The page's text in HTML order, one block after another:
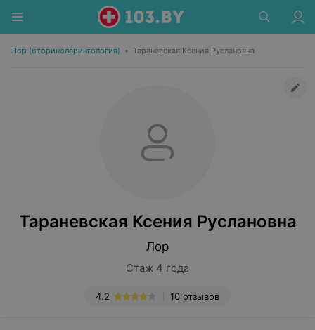
Лор (оториноларингология) • Тараневская Ксения Руслановна
Тараневская Ксения Руслановна
Лор
Стаж 4 года
10 отзывов
4.2